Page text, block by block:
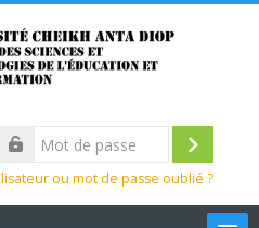
ou mot de passe oublié ?